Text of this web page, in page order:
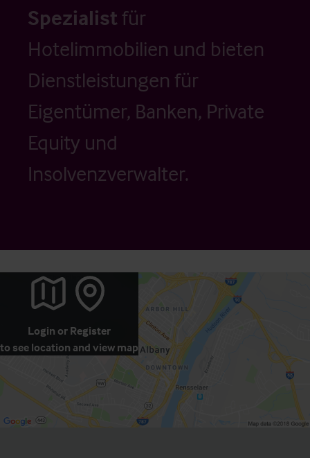
Spezialistfür
Hotelimmobilien und bieten
Dienstleistungen für
Eigentümer, Banken, Private
Equity und
Insolvenzverwalter.
Login or Register
to see location and view map